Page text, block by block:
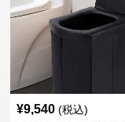
¥9,540 (税込)